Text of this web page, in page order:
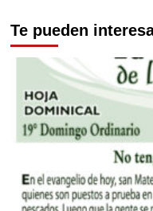
Te pueden